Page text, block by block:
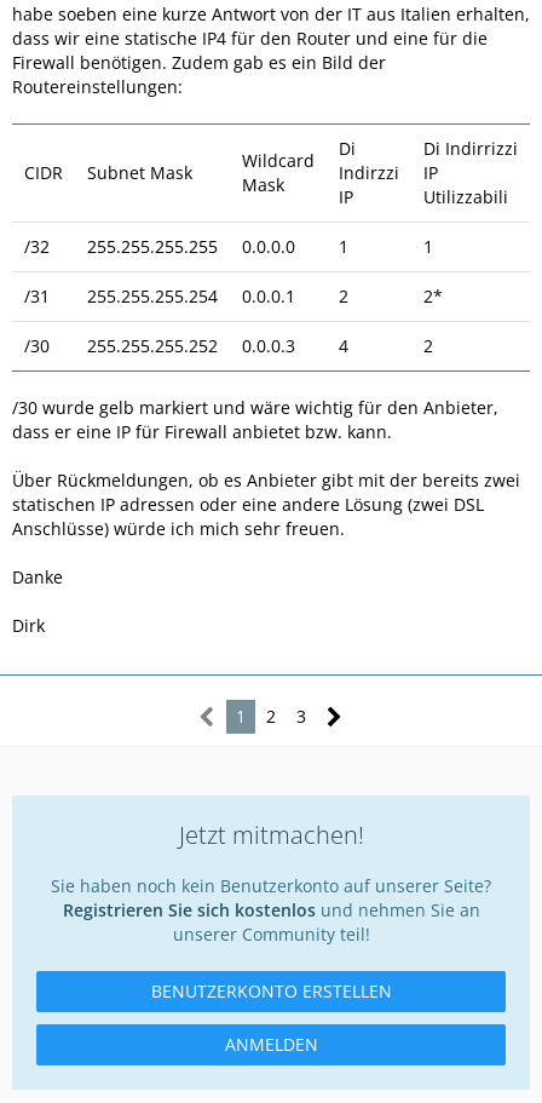
habe soeben eine kurze Antwort von der IT aus Italien erhalten,
dass wir eine statische IP4 für den Router und eine für die
Firewall benötigen. Zudem gab es ein Bild der
Routereinstellungen:
CIDR Subnet Mask
Wildcard
Mask
Di
Indirzzi
IP
Di Indirrizzi
IP
Utilizzabili
/32 255.255.255.255 0.0.0.0 1 1
/31 255.255.255.254 0.0.0.1 2 2*
/30 255.255.255.252 0.0.0.3 4 2
/30 wurde gelb markiert und wäre wichtig für den Anbieter,
dass er eine IP für Firewall anbietet bzw. kann.
Über Rückmeldungen, ob es Anbieter gibt mit der bereits zwei
statischen IP adressen oder eine andere Lösung (zwei DSL
Anschlüsse) würde ich mich sehr freuen.
Danke
Dirk
1 2 3
Jetzt mitmachen!
Sie haben noch kein Benutzerkonto auf unserer Seite?
Registrieren Sie sich kostenlosund nehmen Sie an
unserer Community teil!
BENUTZERKONTO ERSTELLEN
ANMELDEN